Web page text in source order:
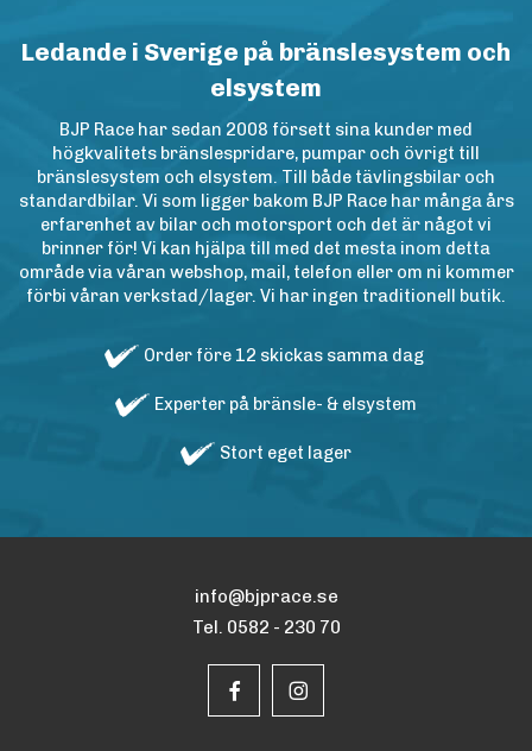
Ledande i Sverige på bränslesystem och
elsystem
BJP Race har sedan 2008 försett sina kunder med
högkvalitets bränslespridare, pumpar och övrigt till
bränslesystem och elsystem. Till både tävlingsbilar och
standardbilar. Vi som ligger bakom BJP Race har många års
erfarenhet av bilar och motorsport och det är något vi
brinner för! Vi kan hjälpa till med det mesta inom detta
område via våran webshop, mail, telefon eller om ni kommer
förbi våran verkstad/lager. Vi har ingen traditionell butik.
Order före 12 skickas samma dag
Experter på bränsle- & elsystem
Stort eget lager
info@bjprace.se
Tel. 0582 - 230 70